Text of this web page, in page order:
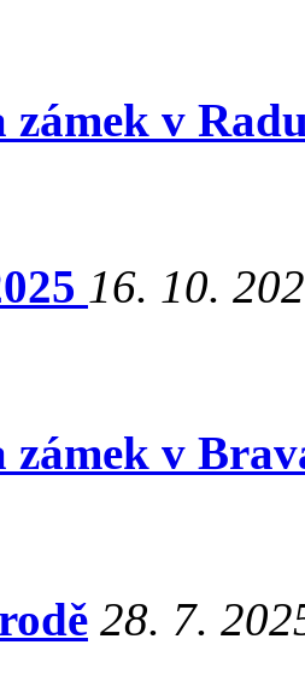
zámek v
16. 10.
zámek v
28. 7.